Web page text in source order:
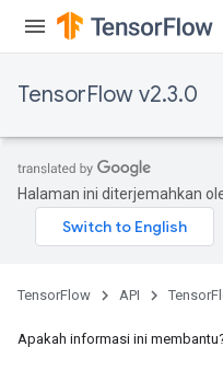
TensorFlow v2.3.0
Halaman ini diterjemahkan
TensorFlow API
Apakah informasi ini